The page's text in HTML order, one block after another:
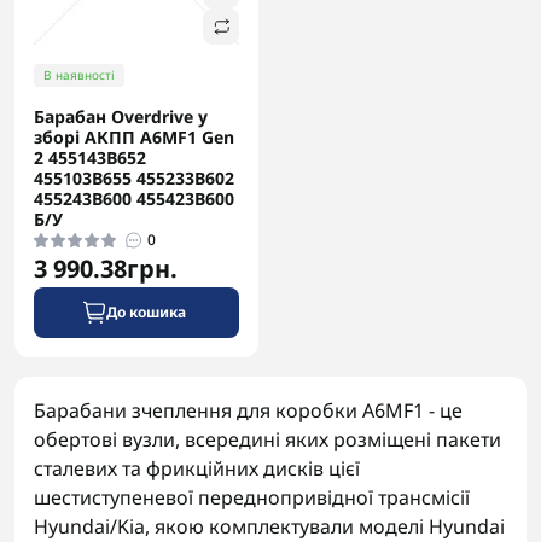
В наявності
Барабан Overdrive у
зборі АКПП A6MF1 Gen
2 455143B652
455103B655 455233B602
455243B600 455423B600
Б/У
0
3 990.38грн.
До кошика
Барабани зчеплення для коробки A6MF1 - це
обертові вузли, всередині яких розміщені пакети
сталевих та фрикційних дисків цієї
шестиступеневої переднопривідної трансмісії
Hyundai/Kia, якою комплектували моделі Hyundai